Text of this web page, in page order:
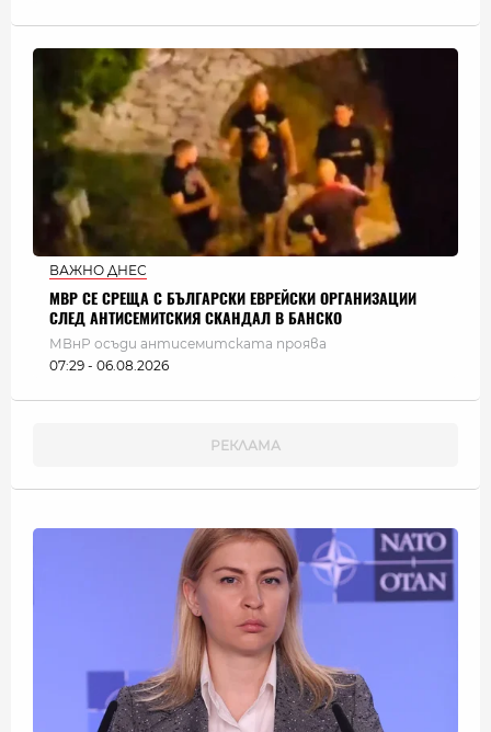
ВАЖНО ДНЕС
МВР СЕ СРЕЩА С БЪЛГАРСКИ ЕВРЕЙСКИ ОРГАНИЗАЦИИ
СЛЕД АНТИСЕМИТСКИЯ СКАНДАЛ В БАНСКО
МВнР осъди антисемитската проява
07:29 - 06.08.2026